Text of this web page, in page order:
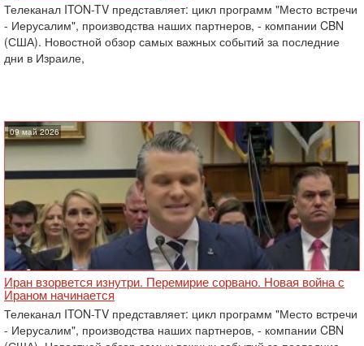
Телеканал ITON-TV представляет: цикл программ "Место встречи
- Иерусалим", производства наших партнеров, - компании CBN
(США). Новостной обзор самых важных событий за последние
дни в Израиле,
09 май 2026
Иран взорвется изнутри. Перемирие сорвано. Новая война с
Ираном начинается
Телеканал ITON-TV представляет: цикл программ "Место встречи
- Иерусалим", производства наших партнеров, - компании CBN